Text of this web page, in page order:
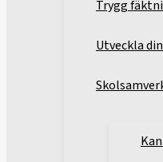
Trygg
Utveckla